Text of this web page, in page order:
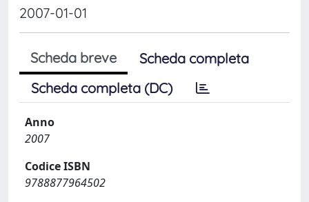
2007-01-01
Scheda breve
Scheda completa
Scheda completa (DC)
Anno
2007
Codice ISBN
9788877964502